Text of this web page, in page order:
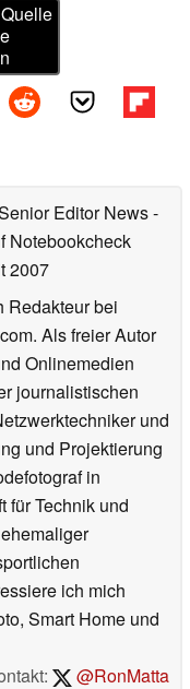
Editor News-
Notebookcheck
2007
Redakteur bei
Als freier Autor
Onlinemedien
journalistischen
und
und Projektierung
in
für Technik und
ich mich
Smart Home und
@RonMatta